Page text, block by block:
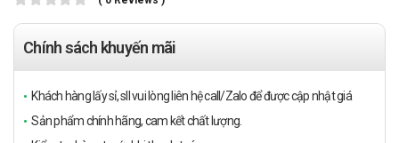
Chính sách khuyến mãi
Khách hàng lấy sỉ, sll vui lòng liên hệ call/Zalo để được cập nhật giá
Sản phẩm chính hãng, cam kết chất lượng.